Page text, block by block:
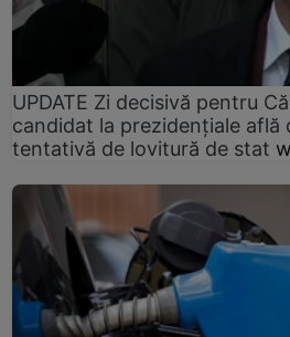
UPDATE Zi decisivă pentru
candidat la prezidențiale
tentativă de lovitură de stat